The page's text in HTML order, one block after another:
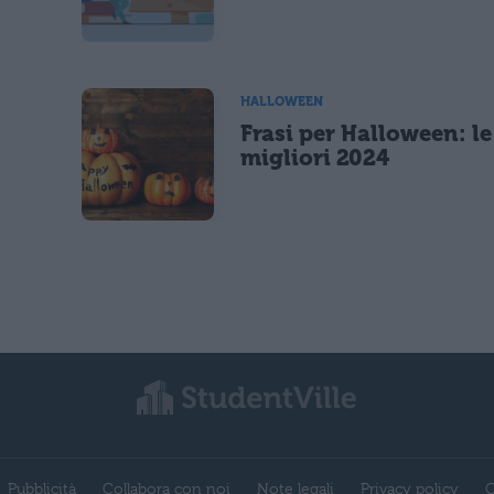
HALLOWEEN
Frasi per Halloween: le
migliori 2024
Pubblicità Collabora con noi Note legali Privacy policy